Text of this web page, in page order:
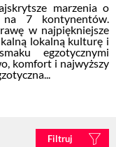
marzenia o
na 7 kontynentów.
w najpiękniejsze
lokalną kulturę i
egzotycznymi
komfort i najwyższy
Filtruj